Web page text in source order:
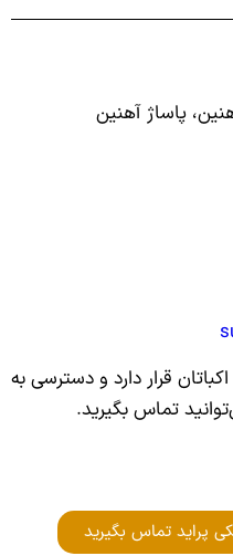
پاساژ آهنین
قرار دارد و دسترسی به
تماس بگیرید.
پراید تماس بگیرید